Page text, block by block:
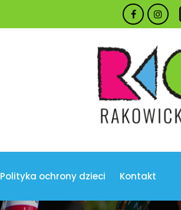
Polityka ochrony dzieci Kontakt